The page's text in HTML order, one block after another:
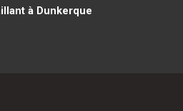
à Dunkerque